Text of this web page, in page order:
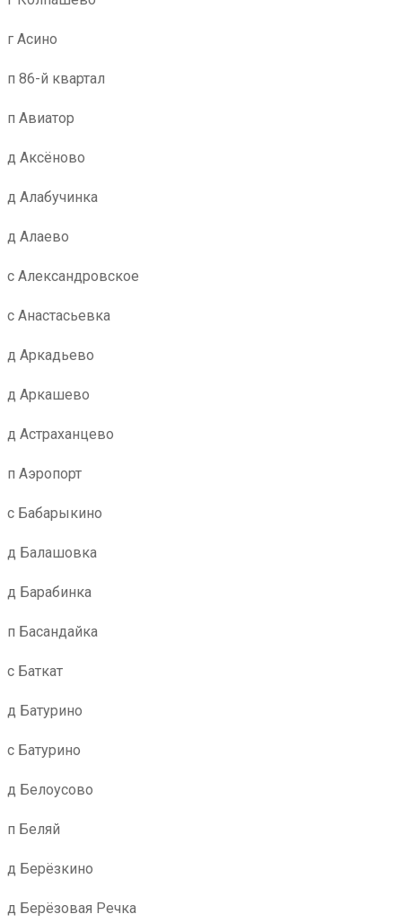
г Асино
п 86-й квартал
п Авиатор
д Аксёново
д Алабучинка
д Алаево
с Александровское
с Анастасьевка
д Аркадьево
д Аркашево
д Астраханцево
п Аэропорт
с Бабарыкино
д Балашовка
д Барабинка
п Басандайка
с Баткат
д Батурино
с Батурино
д Белоусово
п Беляй
д Берёзкино
д Берёзовая Речка